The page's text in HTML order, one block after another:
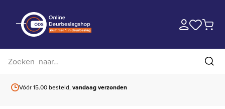
Vóór 15.00 besteld,vandaag verzonden